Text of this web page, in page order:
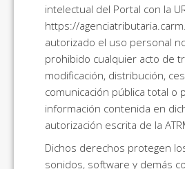
intelectual del Portal con la
https://
autorizado el uso personal
prohibido cualquier acto de
modificación, distribución,
comunicación pública total o
información contenida en
autorización escrita de la
Dichos derechos protegen
sonidos, software y demás